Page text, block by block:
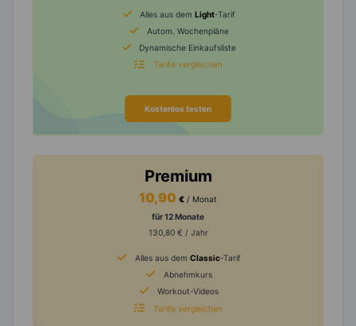
Alles aus dem Light-Tarif
Autom. Wochenpläne
Dynamische Einkaufsliste
Tarife vergleichen
Kostenlos testen
Premium
10,90 € / Monat
für 12 Monate
130,80 € / Jahr
Alles aus dem Classic-Tarif
Abnehmkurs
Workout-Videos
Tarife vergleichen